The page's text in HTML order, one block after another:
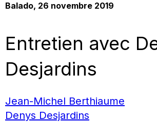
Balado, 26 novembre 2019
Entretien avec
Desjardins
Jean-Michel Berthiaume
Denys Desjardins